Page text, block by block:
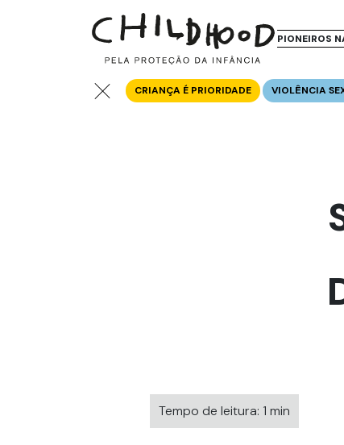
PIONEIROS
CRIANÇA É PRIORIDADE VIOLÊNCIA
Tempo de leitura: 1 min